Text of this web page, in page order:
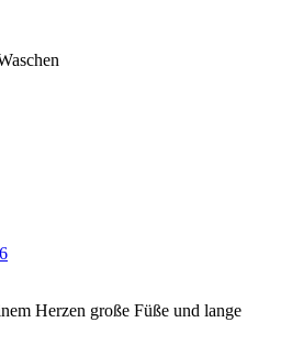
Herzen große Füße und lange